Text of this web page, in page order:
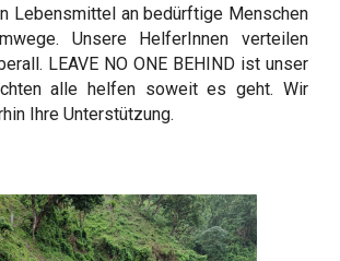
Lebensmittel an bedürftige Menschen
Unsere HelferInnen verteilen
LEAVE NO ONE BEHIND ist unser
alle helfen soweit es geht. Wir
Ihre Unterstützung.